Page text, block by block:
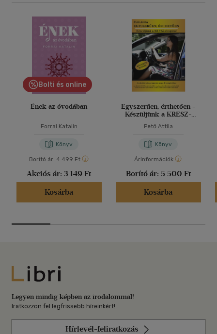
Bolti és online
Ének az óvodában
Forrai Katalin
Könyv
Borító ár: 4 499 Ft
Akciós ár: 3 149 Ft
Kosárba
Egyszerűen, érthetően -
Készüljünk a KRESZ-
vizsgára!
Pető Attila
Könyv
Árinformációk
Borító ár: 5 500 Ft
Kosárba
Libri
Legyen mindig képben az irodalommal!
Iratkozzon fel legfrissebb híreinkért!
Hírlevél-feliratkozás